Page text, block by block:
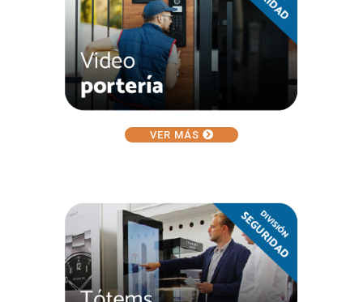
VER MÁS